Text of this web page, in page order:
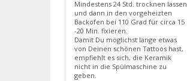
Mindestens 24 Std. trocknen lassen
und dann in den vorgeheizten
Backofen bei 110 Grad für circa 15
-20 Min. fixieren.
Damit Du möglichst lange etwas
von Deinen schönen Tattoos hast,
empfiehlt es sich, die Keramik
nicht in die Spülmaschine zu
geben.